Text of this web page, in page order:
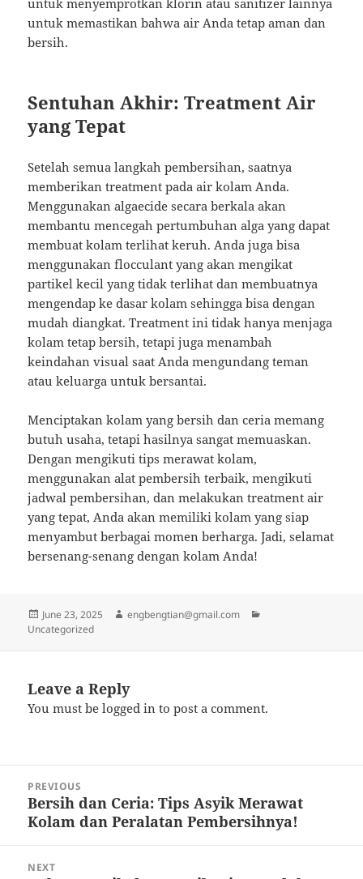
untuk menyemprotkan klorin atau sanitizer lainnya
untuk memastikan bahwa air Anda tetap aman dan
bersih.
Sentuhan Akhir: Treatment Air
yang Tepat
Setelah semua langkah pembersihan, saatnya
memberikan treatment pada air kolam Anda.
Menggunakan algaecide secara berkala akan
membantu mencegah pertumbuhan alga yang dapat
membuat kolam terlihat keruh. Anda juga bisa
menggunakan flocculant yang akan mengikat
partikel kecil yang tidak terlihat dan membuatnya
mengendap ke dasar kolam sehingga bisa dengan
mudah diangkat. Treatment ini tidak hanya menjaga
kolam tetap bersih, tetapi juga menambah
keindahan visual saat Anda mengundang teman
atau keluarga untuk bersantai.
Menciptakan kolam yang bersih dan ceria memang
butuh usaha, tetapi hasilnya sangat memuaskan.
Dengan mengikuti tips merawat kolam,
menggunakan alat pembersih terbaik, mengikuti
jadwal pembersihan, dan melakukan treatment air
yang tepat, Anda akan memiliki kolam yang siap
menyambut berbagai momen berharga. Jadi, selamat
bersenang-senang dengan kolam Anda!
Posted
on
June 23, 2025 Author
engbengtian@gmail.com
Uncategorized
Leave a Reply
You must belogged in to post a comment.
navigation
PREVIOUS
Previous
post:
Bersih dan Ceria: Tips Asyik Merawat
Kolam dan Peralatan Pembersihnya!
NEXT